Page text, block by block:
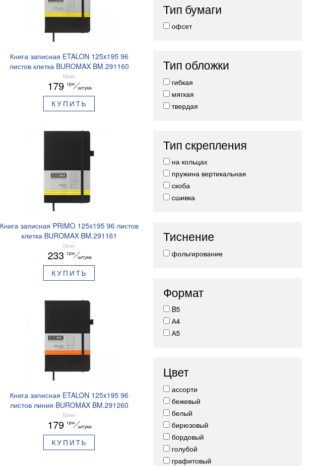
Книга записная ETALON 125x195 96
листов клетка BUROMAX BM.291160
Цена
179 грн
штука
КУПИТЬ
Книга записная PRIMO 125x195 96 листов
клетка BUROMAX BM.291161
Цена
233 грн
штука
КУПИТЬ
Книга записная ETALON 125x195 96
листов линия BUROMAX BM.291260
Цена
179 грн
штука
КУПИТЬ
Тип бумаги
офсет
Тип обложки
гибкая
мягкая
твердая
Тип скрепления
на кольцах
пружина вертикальная
скоба
сшивка
Тиснение
фольгирование
Формат
B5
А4
А5
Цвет
ассорти
бежевый
белый
бирюзовый
бордовый
голубой
графитовый